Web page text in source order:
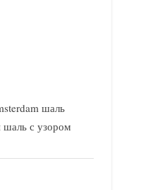
шаль
с узором